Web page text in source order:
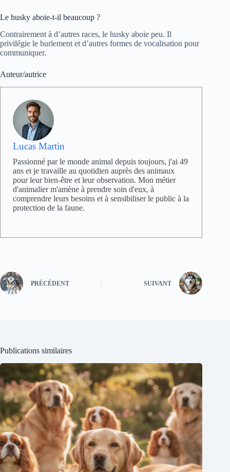
Le husky aboie-t-il beaucoup ?
Contrairement à d’autres races, le husky aboie peu. Il
privilégie le hurlement et d’autres formes de vocalisation pour
communiquer.
Auteur/autrice
Lucas Martin
Passionné par le monde animal depuis toujours, j'ai 49
ans et je travaille au quotidien auprès des animaux
pour leur bien-être et leur observation. Mon métier
d'animalier m'amène à prendre soin d'eux, à
comprendre leurs besoins et à sensibiliser le public à la
protection de la faune.
PRÉCÉDENT SUIVANT
Publications similaires